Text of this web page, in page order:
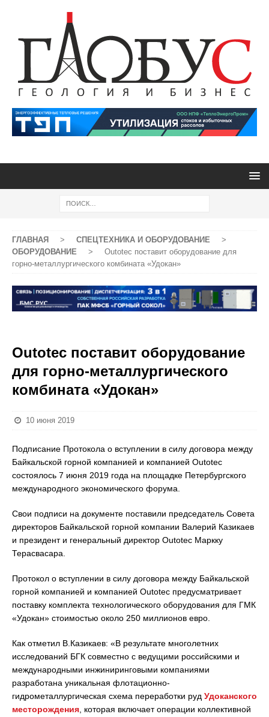
ГЛАВНАЯ > СПЕЦТЕХНИКА И ОБОРУДОВАНИЕ
>
ОБОРУДОВАНИЕ
>
Outotec поставит оборудование для
горно-металлургического комбината «Удокан»
Outotec поставит оборудование
для горно-металлургического
комбината «Удокан»
10 июня 2019
Подписание Протокола о вступлении в силу договора между
Байкальской горной компанией и компанией Outotec
состоялось 7 июня 2019 года на площадке Петербургского
международного экономического форума.
Свои подписи на документе поставили председатель Совета
директоров Байкальской горной компании Валерий Казикаев
и президент и генеральный директор Outotec Маркку
Терасвасара.
Протокол о вступлении в силу договора между Байкальской
горной компанией и компанией Outotec предусматривает
поставку комплекта технологического оборудования для ГМК
«Удокан» стоимостью около 250 миллионов евро.
Как отметил В.Казикаев: «В результате многолетних
исследований БГК совместно с ведущими российскими и
международными инжиниринговыми компаниями
разработана уникальная флотационно-
гидрометаллургическая схема переработки руд Удоканского
месторождения , которая включает операции коллективной